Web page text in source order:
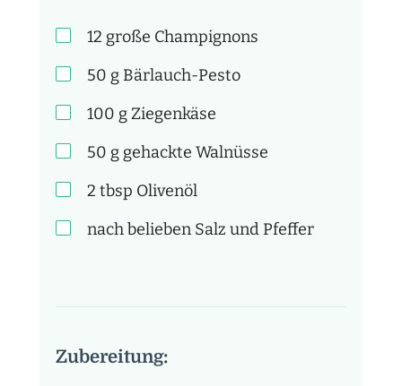
12 große Champignons
50 g Bärlauch-Pesto
100 gZiegenkäse
50 g gehackte Walnüsse
2 tbsp Olivenöl
nach belieben Salz und Pfeffer
Zubereitung: